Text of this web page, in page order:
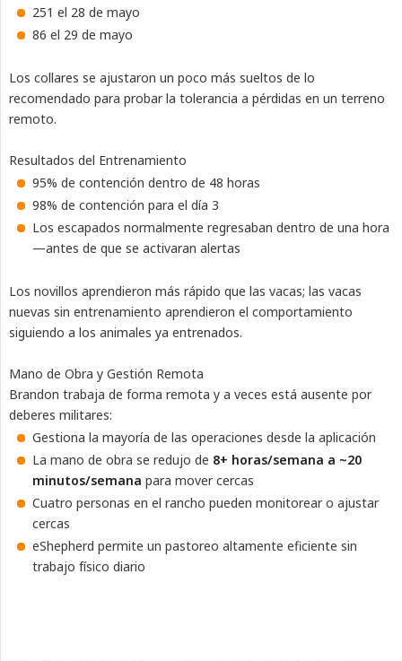
251 el 28 de mayo
86 el 29 de mayo
Los collares se ajustaron un poco más sueltos de lo
recomendado para probar la tolerancia a pérdidas en un terreno
remoto.
Resultados del Entrenamiento
95% de contención dentro de 48 horas
98% de contención para el día 3
Los escapados normalmente regresaban dentro de una hora
—antes de que se activaran alertas
Los novillos aprendieron más rápido que las vacas; las vacas
nuevas sin entrenamiento aprendieron el comportamiento
siguiendo a los animales ya entrenados.
Mano de Obra y Gestión Remota
Brandon trabaja de forma remota y a veces está ausente por
deberes militares:
Gestiona la mayoría de las operaciones desde la aplicación
La mano de obra se redujo de 8+ horas/semana a ~20
minutos/semana para mover cercas
Cuatro personas en el rancho pueden monitorear o ajustar
cercas
eShepherd permite un pastoreo altamente eficiente sin
trabajo físico diario